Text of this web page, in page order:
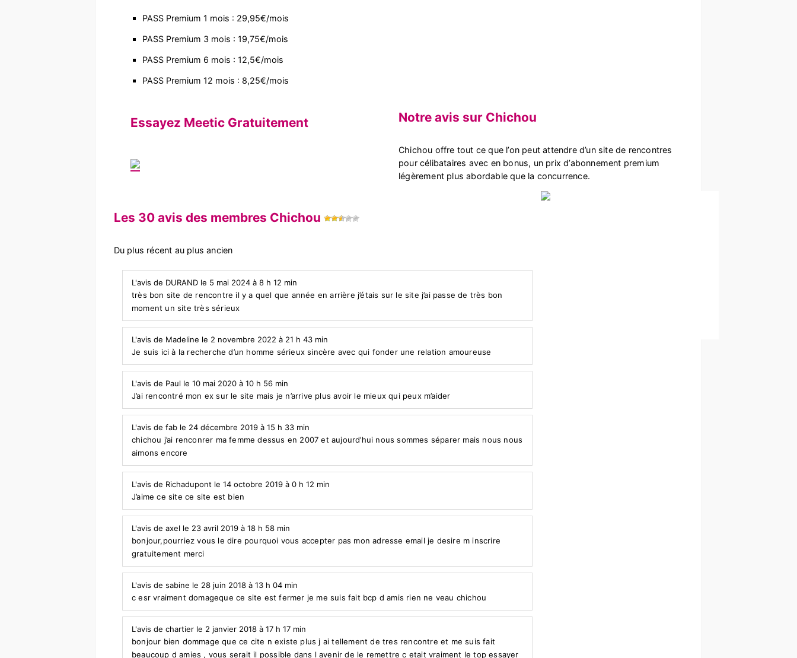
PASS Premium 1 mois : 29,95€/mois
PASS Premium 3 mois : 19,75€/mois
PASS Premium 6 mois : 12,5€/mois
PASS Premium 12 mois : 8,25€/mois
Essayez Meetic Gratuitement Notre avis sur Chichou
Chichou offre tout ce que l’on peut attendre d’un site de rencontres
pour célibataires avec en bonus, un prix d’abonnement premium
légèrement plus abordable que la concurrence.
Les 30 avis des membres Chichou
Du plus récent au plus ancien
L'avis de DURAND le 5 mai 2024 à 8 h 12 min
très bon site de rencontre il y a quel que année en arrière j’étais sur le site j’ai passe de très bon
moment un site très sérieux
L'avis de Madeline le 2 novembre 2022 à 21 h 43 min
Je suis ici à la recherche d’un homme sérieux sincère avec qui fonder une relation amoureuse
L'avis de Paul le 10 mai 2020 à 10 h 56 min
J’ai rencontré mon ex sur le site mais je n’arrive plus avoir le mieux qui peux m’aider
L'avis de fab le 24 décembre 2019 à 15 h 33 min
chichou j’ai renconrer ma femme dessus en 2007 et aujourd’hui nous sommes séparer mais nous nous
aimons encore
L'avis de Richadupont le 14 octobre 2019 à 0 h 12 min
J’aime ce site ce site est bien
L'avis de axel le 23 avril 2019 à 18 h 58 min
bonjour,pourriez vous le dire pourquoi vous accepter pas mon adresse email je desire m inscrire
gratuitement merci
L'avis de sabine le 28 juin 2018 à 13 h 04 min
c esr vraiment domageque ce site est fermer je me suis fait bcp d amis rien ne veau chichou
L'avis de chartier le 2 janvier 2018 à 17 h 17 min
bonjour bien dommage que ce cite n existe plus j ai tellement de tres rencontre et me suis fait
beaucoup d amies , vous serait il possible dans l avenir de le remettre c etait vraiment le top essayer